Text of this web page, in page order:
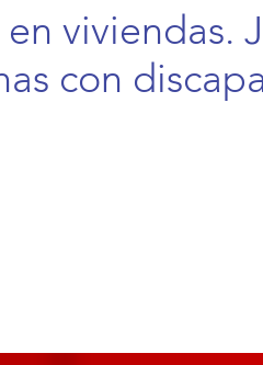
viviendas.
con